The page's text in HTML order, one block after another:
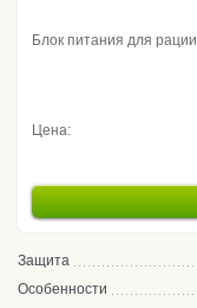
Блок питания для рации
Цена:
Защита
Особенности